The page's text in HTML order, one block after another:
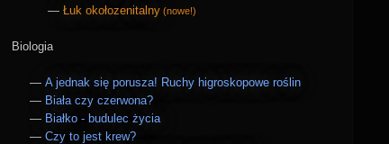
Łuk okołozenitalny (nowe!)
Biologia
A jednak się porusza! Ruchy higroskopowe roślin
Biała czy czerwona?
Białko - budulec życia
Czy to jest krew?